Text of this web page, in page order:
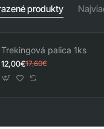
produkty
Trekingová palica 1ks
12,00€17,60€